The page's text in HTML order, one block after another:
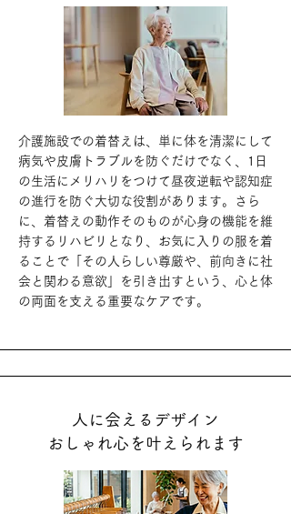
介護施設での着替えは、単に体を清潔にして
病気や皮膚トラブルを防ぐだけでなく、1日
の生活にメリハリをつけて昼夜逆転や認知症
の進行を防ぐ大切な役割があります。さら
に、着替えの動作そのものが心身の機能を維
持するリハビリとなり、お気に入りの服を着
ることで「その人らしい尊厳や、前向きに社
会と関わる意欲」を引き出すという、心と体
の両面を支える重要なケアです。
人に会えるデザイン
​おしゃれ心を叶えられます